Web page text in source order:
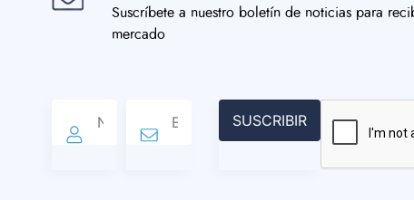
Suscríbete a nuestro boletín de noticias para
mercado